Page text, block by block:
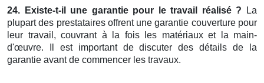
24. Existe-t-il une garantie pour le travail réalisé ? La
plupart des prestataires offrent une garantie couverture pour
leur travail, couvrant à la fois les matériaux et la main-
d'œuvre. Il est important de discuter des détails de la
garantie avant de commencer les travaux.